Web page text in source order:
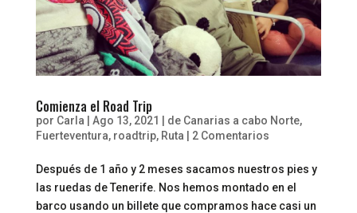
Comienza el Road Trip
por Carla Ago 13, 2021 de Canarias a cabo Norte,
Fuerteventura, roadtrip, Ruta 2 Comentarios
Después de 1 año y 2 meses sacamos nuestros pies y
las ruedas de Tenerife. Nos hemos montado en el
barco usando un billete que compramos hace casi un